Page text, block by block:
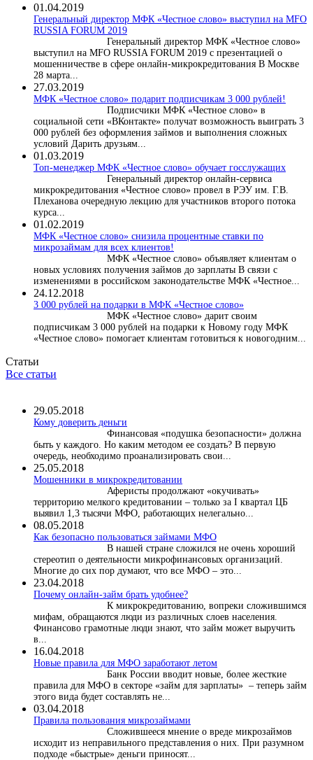
01.04.2019
Генеральный директор МФК «Честное слово» выступил на MFO
RUSSIA FORUM 2019
Генеральный директор МФК «Честное слово»
выступил на MFO RUSSIA FORUM 2019 с презентацией о
мошенничестве в сфере онлайн-микрокредитования В Москве
28 марта...
27.03.2019
МФК «Честное слово» подарит подписчикам 3 000 рублей!
Подписчики МФК «Честное слово» в
социальной сети «ВКонтакте» получат возможность выиграть 3
000 рублей без оформления займов и выполнения сложных
условий Дарить друзьям...
01.03.2019
Топ-менеджер МФК «Честное слово» обучает госслужащих
Генеральный директор онлайн-сервиса
микрокредитования «Честное слово» провел в РЭУ им. Г.В.
Плеханова очередную лекцию для участников второго потока
курса...
01.02.2019
МФК «Честное слово» снизила процентные ставки по
микрозаймам для всех клиентов!
МФК «Честное слово» объявляет клиентам о
новых условиях получения займов до зарплаты В связи с
изменениями в российском законодательстве МФК «Честное...
24.12.2018
3 000 рублей на подарки в МФК «Честное слово»
МФК «Честное слово» дарит своим
подписчикам 3 000 рублей на подарки к Новому году МФК
«Честное слово» помогает клиентам готовиться к новогодним...
Статьи
Все статьи
29.05.2018
Кому доверить деньги
Финансовая «подушка безопасности» должна
быть у каждого. Но каким методом ее создать? В первую
очередь, необходимо проанализировать свои...
25.05.2018
Мошенники в микрокредитовании
Аферисты продолжают «окучивать»
территорию мелкого кредитовании – только за I квартал ЦБ
выявил 1,3 тысячи МФО, работающих нелегально...
08.05.2018
Как безопасно пользоваться займами МФО
В нашей стране сложился не очень хороший
стереотип о деятельности микрофинансовых организаций.
Многие до сих пор думают, что все МФО – это...
23.04.2018
Почему онлайн-займ брать удобнее?
К микрокредитованию, вопреки сложившимся
мифам, обращаются люди из различных слоев населения.
Финансово грамотные люди знают, что займ может выручить
в...
16.04.2018
Новые правила для МФО заработают летом
Банк России вводит новые, более жесткие
правила для МФО в секторе «займ для зарплаты» – теперь займ
этого вида будет составлять не...
03.04.2018
​Правила пользования микрозаймами
Сложившееся мнение о вреде микрозаймов
исходит из неправильного представления о них. При разумном
подходе «быстрые» деньги приносят...